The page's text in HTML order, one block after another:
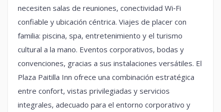
necesiten salas de reuniones, conectividad Wi‑Fi
confiable y ubicación céntrica. Viajes de placer con
familia: piscina, spa, entretenimiento y el turismo
cultural a la mano. Eventos corporativos, bodas y
convenciones, gracias a sus instalaciones versátiles. El
Plaza Paitilla Inn ofrece una combinación estratégica
entre confort, vistas privilegiadas y servicios
integrales, adecuado para el entorno corporativo y